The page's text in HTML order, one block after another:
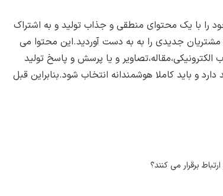
را با یک محتوای منطقی و جذاب تولید و به اشتراک
مشتریان جدیدی را به به دست آوردید.این محتوا می
و یا پرسش و پاسخ تولید
و باید کاملا هوشمندانه انتخاب شود.بنابراین قبل
برقرار می کنند؟